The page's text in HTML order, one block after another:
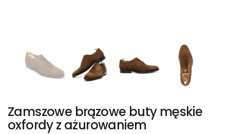
Zamszowe brązowe buty męskie
oxfordy z ażurowaniem